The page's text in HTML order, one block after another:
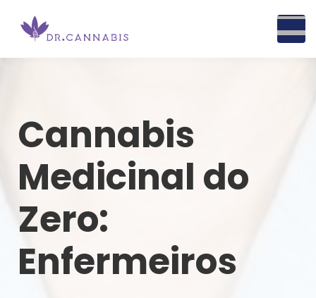
Cannabis
Medicinal do
Zero:
Enfermeiros